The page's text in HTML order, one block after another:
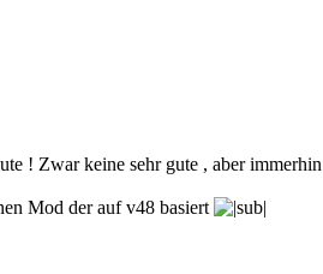
! Zwar keine sehr gute , aber immerhin
Mod der auf v48 basiert